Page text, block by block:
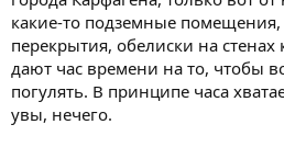
какие-то подземные
перекрытия, обелиски на
дают час времени на то, чтобы
погулять. В принципе часа
увы, нечего.